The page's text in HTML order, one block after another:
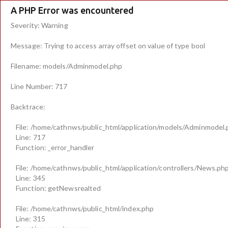
A PHP Error was encountered
Severity: Warning
Message: Trying to access array offset on value of type bool
Filename: models/Adminmodel.php
Line Number: 717
Backtrace:
File: /home/cathnws/public_html/application/models/
Line: 717
Function: _error_handler
File: /home/cathnws/public_html/application/controllers/News.php
Line: 345
Function: getNewsrealted
File: /home/cathnws/public_html/index.php
Line: 315